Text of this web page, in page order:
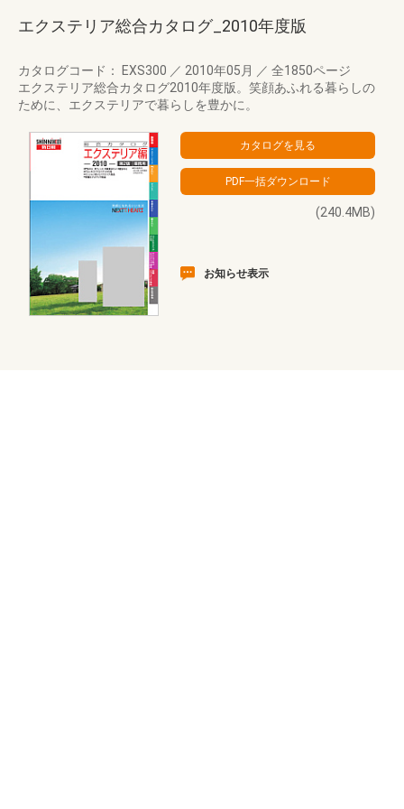
エクステリア総合カタログ_2010年度版
カタログコード： EXS300 ／ 2010年05月 ／ 全1850ページ
エクステリア総合カタログ2010年度版。笑顔あふれる暮らしの
ために、エクステリアで暮らしを豊かに。
(240.4MB)
お知らせ表示